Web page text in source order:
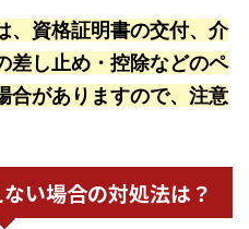
、資格証明書の交付、介
差し止め・控除などのペ
合がありますので、注意
い場合の対処法は？